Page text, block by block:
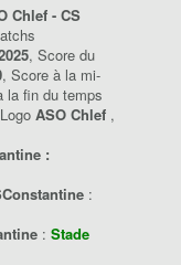
Chlef - CS
, Score du
, Score à la mi-
la fin du temps
ASO Chlef ,
:
:
: Stade